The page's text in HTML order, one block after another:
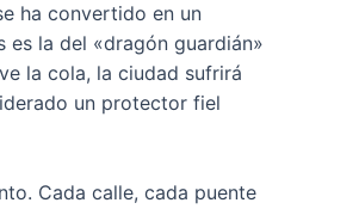
ha convertido en un
es la del «dragón guardián»
la cola, la ciudad sufrirá
un protector fiel
Cada calle, cada puente